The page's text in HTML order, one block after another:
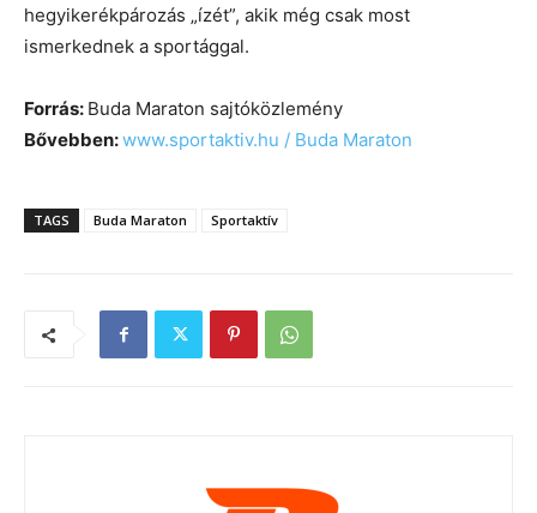
hegyikerékpározás „ízét”, akik még csak most
ismerkednek a sportággal.
Forrás: Buda Maraton sajtóközlemény
Bővebben:www.sportaktiv.hu / Buda Maraton
TAGS Buda Maraton Sportaktív